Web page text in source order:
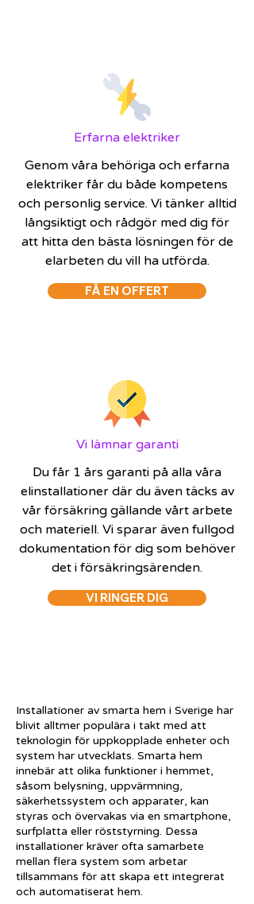
Erfarna elektriker
Genom våra behöriga och erfarna
elektriker får du både kompetens
och personlig service. Vi tänker alltid
långsiktigt och rådgör med dig för
att hitta den bästa lösningen för de
elarbeten du vill ha utförda.
FÅ EN OFFERT
Vi lämnar garanti
Du får 1 års garanti på alla våra
elinstallationer där du även täcks av
vår försäkring gällande vårt arbete
och materiell. Vi sparar även fullgod
dokumentation för dig som behöver
det i försäkringsärenden.
VI RINGER DIG
Installationer av smarta hem i Sverige har
blivit alltmer populära i takt med att
teknologin för uppkopplade enheter och
system har utvecklats. Smarta hem
innebär att olika funktioner i hemmet,
såsom belysning, uppvärmning,
säkerhetssystem och apparater, kan
styras och övervakas via en smartphone,
surfplatta eller röststyrning. Dessa
installationer kräver ofta samarbete
mellan flera system som arbetar
tillsammans för att skapa ett integrerat
och automatiserat hem.